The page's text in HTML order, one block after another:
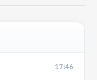
17:46